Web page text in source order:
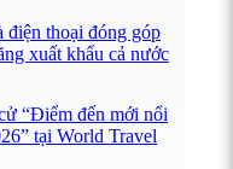
điện thoại đóng góp
xuất khẩu cả nước
“Điểm đến mới nổi
tại World Travel